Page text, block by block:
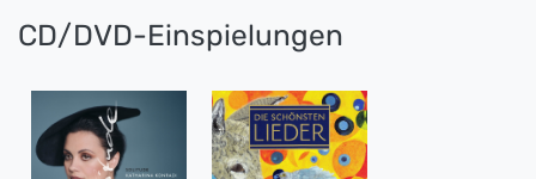
CD/DVD-Einspielungen